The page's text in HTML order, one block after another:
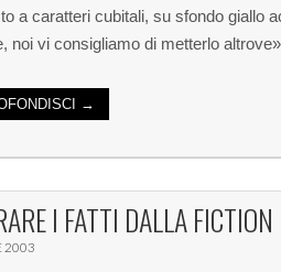
a caratteri cubitali, su sfondo giallo
noi vi consigliamo di metterlo
→
I FATTI DALLA FICTION
2003